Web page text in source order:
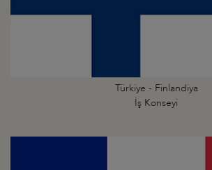
Türkiye - Finlandiya
İş Konseyi